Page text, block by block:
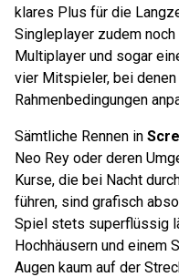
klares Plus für die
Singleplayer zudem
Multiplayer und sogar
vier Mitspieler, bei
Rahmenbedingungen
Sämtliche Rennen in
Neo Rey oder deren
Kurse, die bei Nacht
führen, sind grafisch
Spiel stets superflüssig
Hochhäusern und einem
Augen kaum auf der